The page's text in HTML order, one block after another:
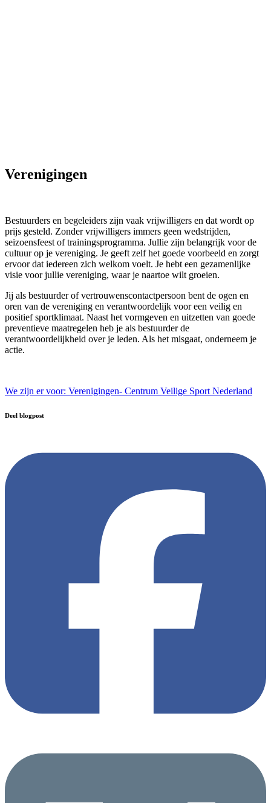
Verenigingen
Bestuurders en begeleiders zijn vaak vrijwilligers en dat wordt op
prijs gesteld. Zonder vrijwilligers immers geen wedstrijden,
seizoensfeest of trainingsprogramma. Jullie zijn belangrijk voor de
cultuur op je vereniging. Je geeft zelf het goede voorbeeld en zorgt
ervoor dat iedereen zich welkom voelt. Je hebt een gezamenlijke
visie voor jullie vereniging, waar je naartoe wilt groeien.
Jij als bestuurder of vertrouwenscontactpersoon bent de ogen en
oren van de vereniging en verantwoordelijk voor een veilig en
positief sportklimaat. Naast het vormgeven en uitzetten van goede
preventieve maatregelen heb je als bestuurder de
verantwoordelijkheid over je leden. Als het misgaat, onderneem je
actie.
We zijn er voor: Verenigingen- Centrum Veilige Sport Nederland
Deel blogpost